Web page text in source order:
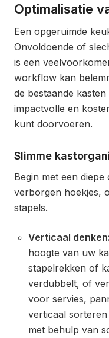
Optimalisatie
Een opgeruimde
Onvoldoende of
is een
workflow kan
de bestaande
impactvolle en
kunt doorvoeren.
Slimme
Begin met een
verborgen hoekjes,
stapels.
Verticaal denken:
hoogte van uw
stapelrekken of
verdubbelt, of
voor servies,
verticaal
met behulp van